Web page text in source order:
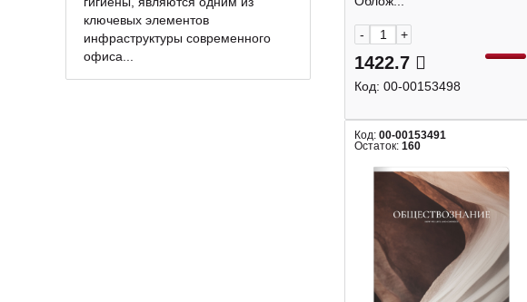
ключевых элементов
инфраструктуры современного
офиса...
- +
1422.7
Код: 00-00153498
Код: 00-00153491
Остаток: 160